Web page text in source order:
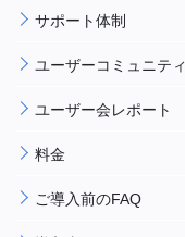
サポート体制
ユーザーコミュニティ
ユーザー会レポート
料金
ご導入前のFAQ